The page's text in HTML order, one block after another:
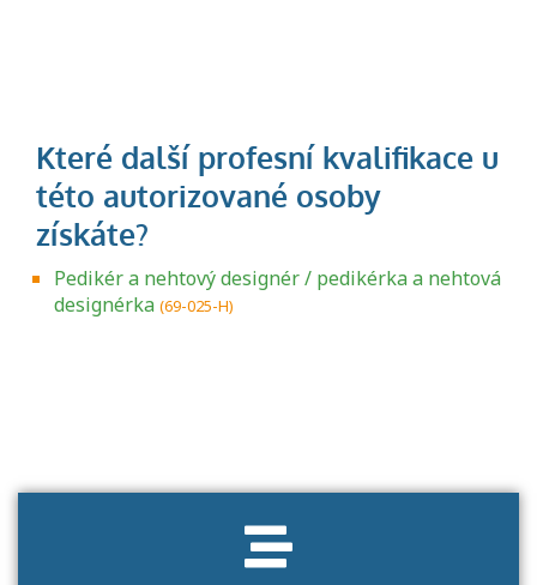
Pedikér a nehtový designér / pedikérka a nehtová
designérka (69-025-H)
Projděte si seznam profesních kvalifikací.